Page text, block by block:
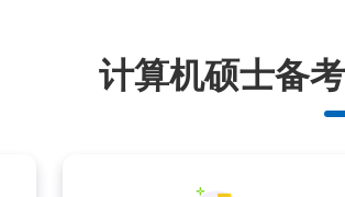
计算机硕士备